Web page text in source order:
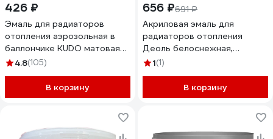
426 ₽
Эмаль для радиаторов
отопления аэрозольная в
баллончике KUDO матовая
белая KU-5102
4.8(105)
В корзину
656 ₽691 ₽
Акриловая эмаль для
радиаторов отопления
Деоль белоснежная,
глянцевая, без запаха, 0.9 л
1(1)
В корзину